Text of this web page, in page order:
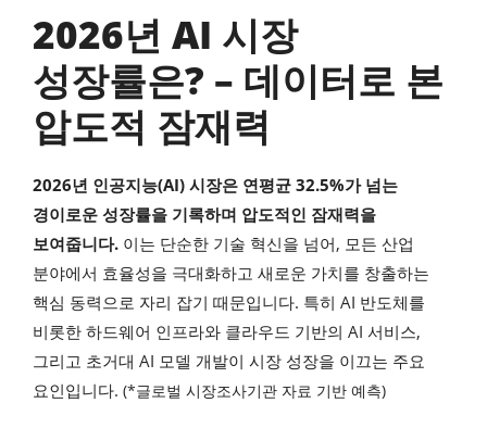
2026년 AI 시장
성장률은? – 데이터로 본
압도적 잠재력
2026년 인공지능(AI) 시장은 연평균 32.5%가 넘는
경이로운 성장률을 기록하며 압도적인 잠재력을
보여줍니다. 이는 단순한 기술 혁신을 넘어, 모든 산업
분야에서 효율성을 극대화하고 새로운 가치를 창출하는
핵심 동력으로 자리 잡기 때문입니다. 특히 AI 반도체를
비롯한 하드웨어 인프라와 클라우드 기반의 AI 서비스,
그리고 초거대 AI 모델 개발이 시장 성장을 이끄는 주요
요인입니다. (*글로벌 시장조사기관 자료 기반 예측)